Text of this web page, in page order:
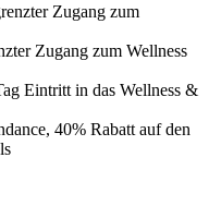
Zugang zum
Zugang zum Wellness
Eintritt in das Wellness &
40% Rabatt auf den